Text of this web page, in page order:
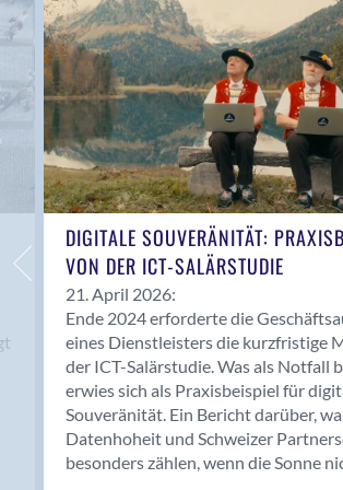
Anwil
Appenzell
Au SG
Baar
Baden
Balsthal
Balzers
Basel
Bassersdorf
Belp
Bendern
Benken (SG)
Bergdietikon
Berlin
Bern
Bern - Liebefeld
DIGITALE SOUVERÄNITÄT:
VON DER ICT-SALÄRSTUDIE
21. April 2026:
Ende 2024 erforderte die
eines Dienstleisters die kurzfristige
der ICT-Salärstudie. Was als Notfall
erwies sich als Praxisbeispiel für
Souveränität. Ein Bericht darüber,
Datenhoheit und Schweizer
besonders zählen, wenn die Sonne